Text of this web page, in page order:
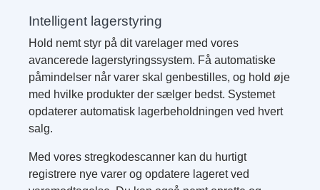
Intelligent lagerstyring
Hold nemt styr på dit varelager med vores
avancerede lagerstyringssystem. Få automatiske
påmindelser når varer skal genbestilles, og hold øje
med hvilke produkter der sælger bedst. Systemet
opdaterer automatisk lagerbeholdningen ved hvert
salg.
Med vores stregkodescanner kan du hurtigt
registrere nye varer og opdatere lageret ved